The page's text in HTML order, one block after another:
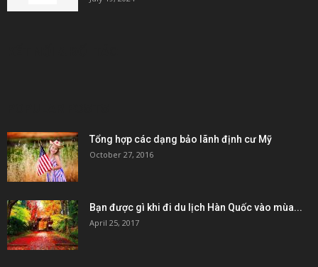
Tổng hợp các dạng bảo lãnh định cư Mỹ
October 27, 2016
Bạn được gì khi đi du lịch Hàn Quốc vào mùa...
April 25, 2017